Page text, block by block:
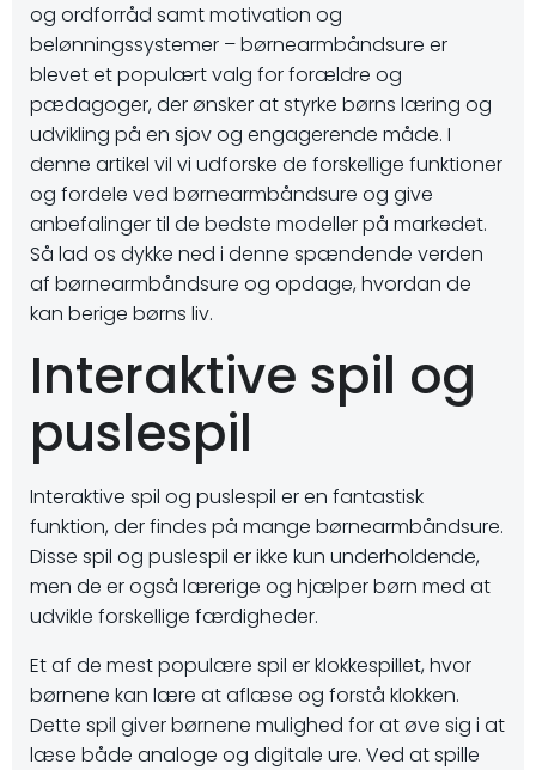
og ordforråd samt motivation og
belønningssystemer – børnearmbåndsure er
blevet et populært valg for forældre og
pædagoger, der ønsker at styrke børns læring og
udvikling på en sjov og engagerende måde. I
denne artikel vil vi udforske de forskellige funktioner
og fordele ved børnearmbåndsure og give
anbefalinger til de bedste modeller på markedet.
Så lad os dykke ned i denne spændende verden
af børnearmbåndsure og opdage, hvordan de
kan berige børns liv.
Interaktive spil og
puslespil
Interaktive spil og puslespil er en fantastisk
funktion, der findes på mange børnearmbåndsure.
Disse spil og puslespil er ikke kun underholdende,
men de er også lærerige og hjælper børn med at
udvikle forskellige færdigheder.
Et af de mest populære spil er klokkespillet, hvor
børnene kan lære at aflæse og forstå klokken.
Dette spil giver børnene mulighed for at øve sig i at
læse både analoge og digitale ure. Ved at spille